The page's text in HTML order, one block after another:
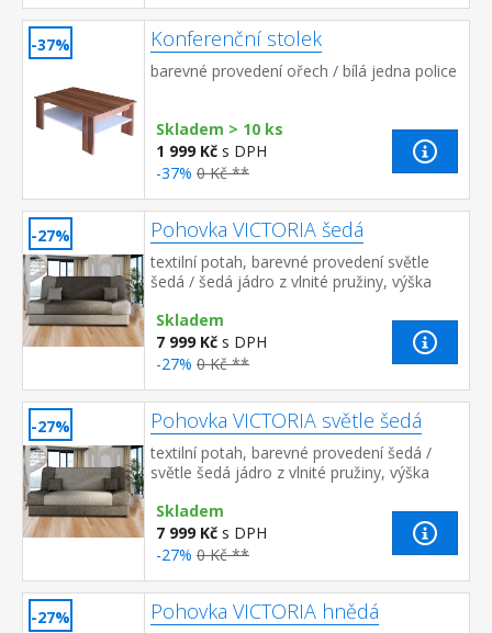
-37% Konferenční stolek
barevné provedení ořech / bílá jedna police
Skladem > 10 ks
1 999 Kč s DPH
-37% 0 Kč **
-27% Pohovka VICTORIA šedá
textilní potah, barevné provedení světle
šedá / šedá jádro z vlnité pružiny, výška
rozložené 190 × 120 cm rozkl...
Skladem
7 999 Kč s DPH
-27% 0 Kč **
-27% Pohovka VICTORIA světle šedá
textilní potah, barevné provedení šedá /
světle šedá jádro z vlnité pružiny, výška
rozložené 190 × 120 cm rozkl...
Skladem
7 999 Kč s DPH
-27% 0 Kč **
-27% Pohovka VICTORIA hnědá